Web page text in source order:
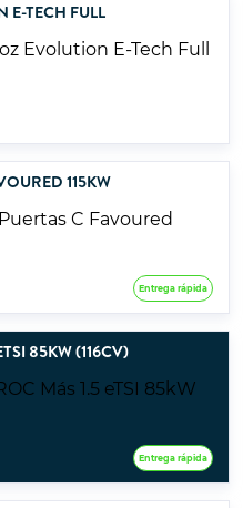
E-TECH FULL
115KW
Entrega rápida
85KW (116CV)
Entrega rápida